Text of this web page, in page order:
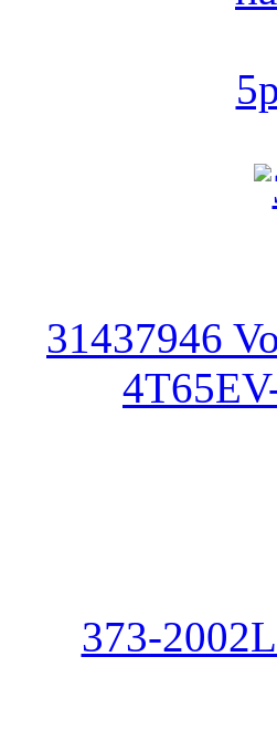
31437946
373-